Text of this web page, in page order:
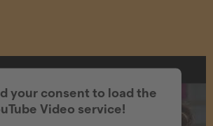
your consent to load the
Video service!